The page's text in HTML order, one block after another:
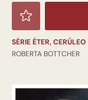
SÉRIE ÉTER, CERÚLEO
ROBERTA BOTTCHER